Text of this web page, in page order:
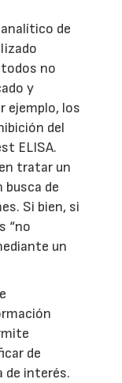
de
no
y
ejemplo, los
del
ELISA.
tratar un
busca de
Si bien, si
“no
un
de
de interés.